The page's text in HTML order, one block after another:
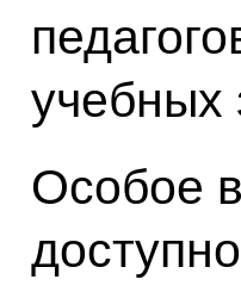
учебных
Особое